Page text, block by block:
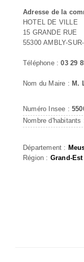
Adresse de la
HOTEL DE VILLE
15 GRANDE RUE
55300 AMBLY-
Téléphone :03 29
Nom du Maire : M.
Numéro Insee :
Nombre
Département :
Région : Grand-Est